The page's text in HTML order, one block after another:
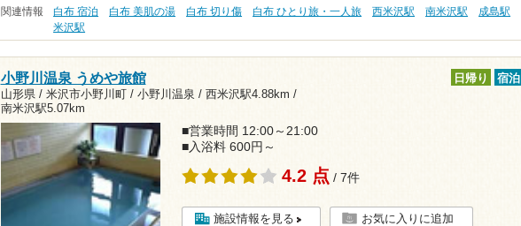
関連情報 白布 宿泊 白布 美肌の湯 白布 切り傷 白布 ひとり旅・一人旅 西米沢駅 南米沢駅
成島駅
米沢駅
小野川温泉 うめや旅館
山形県 / 米沢市小野川町 / 小野川温泉 / 西米沢駅4.88km /
南米沢駅5.07km
日帰り 宿泊
■営業時間 12:00～21:00
■入浴料 600円～
4.2 点 / 7件
施設情報を見る お気に入りに追加